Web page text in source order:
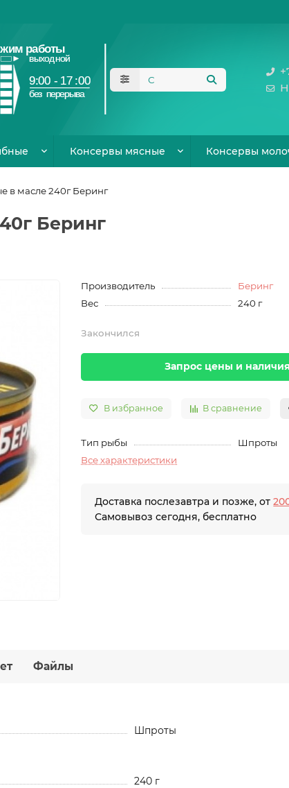
Консервы мясные Консервы
в масле 240г Беринг
Беринг
Производитель
Беринг
Вес
240 г
Закончился
Запрос цены и наличия
В избранное В сравнение
Тип рыбы
Шпроты
Все характеристики
Доставка послезавтра и позже, от
Самовывоз сегодня, бесплатно
Файлы
Шпроты
240 г